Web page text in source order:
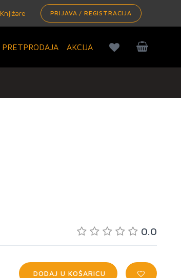
Knjižare PRIJAVA / REGISTRACIJA
PRETPRODAJA AKCIJA
0.0
DODAJ U KOŠARICU